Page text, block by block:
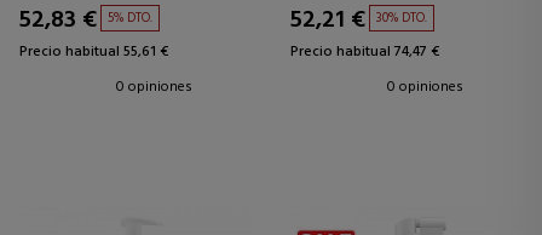
52,83 € 5% DTO.
Precio habitual 55,61 €
0 opiniones
52,21 € 30% DTO.
Precio habitual 74,47 €
0 opiniones